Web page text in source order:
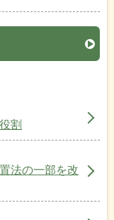
割
法の一部を改